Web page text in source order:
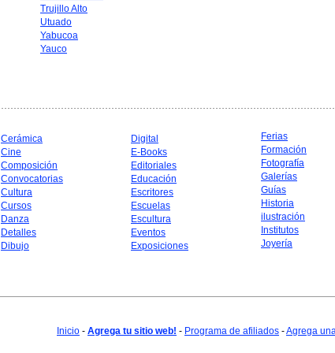
Trujillo Alto
Utuado
Yabucoa
Yauco
Cerámica
Cine
Composición
Convocatorias
Cultura
Cursos
Danza
Detalles
Dibujo
Digital
E-Books
Editoriales
Educación
Escritores
Escuelas
Escultura
Eventos
Exposiciones
Ferias
Formación
Fotografía
Galerías
Guías
Historia
ilustración
Institutos
Joyería
Inicio - Agrega tu sitio web! - Programa de afiliados -Agrega